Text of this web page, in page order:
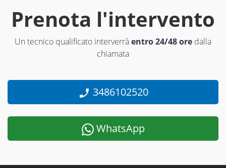
Prenota l'intervento
Un tecnico qualificato interverràentro 24/48 ore dalla
chiamata
3486102520
WhatsApp